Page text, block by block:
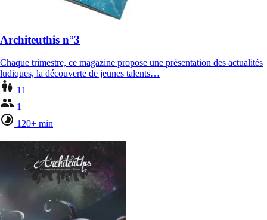
Architeuthis n°3
Chaque trimestre, ce magazine propose une présentation des actualités
ludiques, la découverte de jeunes talents…
11+
1
120+ min